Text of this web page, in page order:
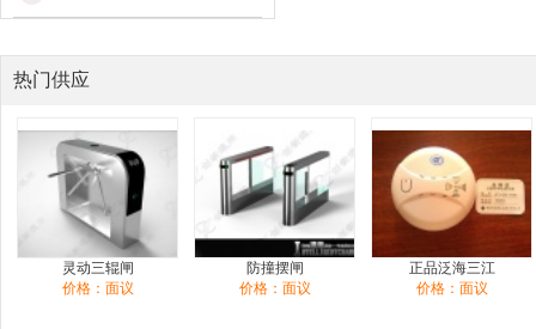
热门供应
灵动三辊闸
价格：面议
防撞摆闸
价格：面议
正品泛海三江
价格：面议